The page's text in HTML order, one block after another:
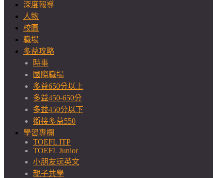
深度報導
人物
校園
職場
多益攻略
時事
國際職場
多益650分以上
多益450-650分
多益450分以下
銜接多益550
學習專欄
TOEFL ITP
TOEFL Junior
小朋友玩英文
親子共學